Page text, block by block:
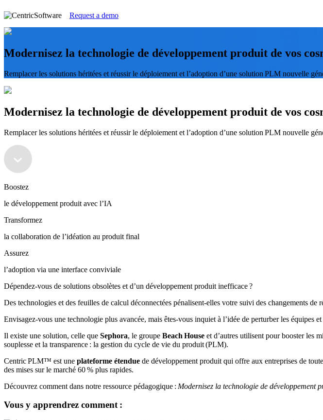
Request a demo
Modernisez la technologie de développement produit de vos
Remplacer les solutions héritées et réussir le déploiement et l’adoption d’une solution PLM nouvelle
Modernisez la technologie de développement produit de vos
Remplacer les solutions héritées et réussir le déploiement et l’adoption d’une solution PLM nouvelle
Boostez
le développement produit avec l’IA
Transformez
la collaboration de l’idéation au produit final
Assurez
l’adoption via une interface conviviale
Dépendez-vous de solutions obsolètes et d’un développement produit inefficace ?
Des technologies et des feuilles de calcul déconnectées pénalisent-elles votre suivi des changements de
Envisagez-vous une technologie plus avancée, mais êtes-vous inquiet à l’idée de perturber les équipes
Il existe une solution, celle que Sephora, le groupe Beach House et d’autres utilisent pour booster les
souplesse et la transparence : la gestion du cycle de vie du produit (PLM).
Centric PLM™ est une plateforme étendue de développement produit qui offre aux entreprises de
des mises sur le marché 60 % plus rapides.
Découvrez comment dans notre ressource pédagogique : Modernisez la technologie de développement
Vous y apprendrez comment :